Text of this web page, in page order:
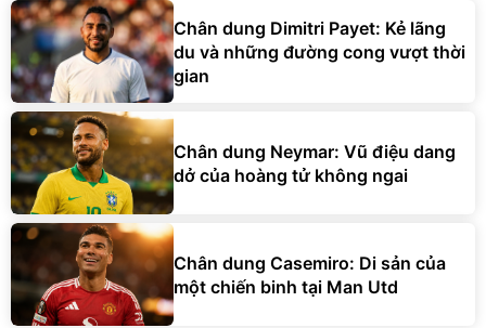
Chân dung Dimitri Payet: Kẻ lãng
du và những đường cong vượt thời
gian
Chân dung Neymar: Vũ điệu dang
dở của hoàng tử không ngai
Chân dung Casemiro: Di sản của
một chiến binh tại Man Utd